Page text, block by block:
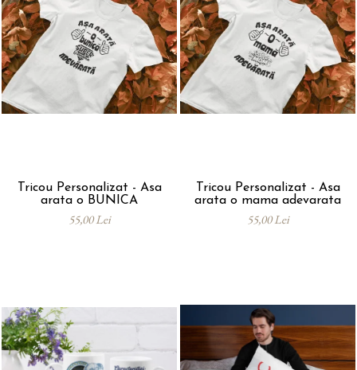
Tricou Personalizat - Asa
arata o BUNICA
55,00 Lei
Tricou Personalizat - Asa
arata o mama adevarata
55,00 Lei